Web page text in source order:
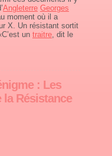
Angleterre Georges
moment où il a
X. Un résistant sortit
un traitre, dit le
: Les
Résistance